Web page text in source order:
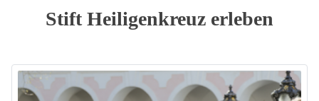
Stift Heiligenkreuz erleben